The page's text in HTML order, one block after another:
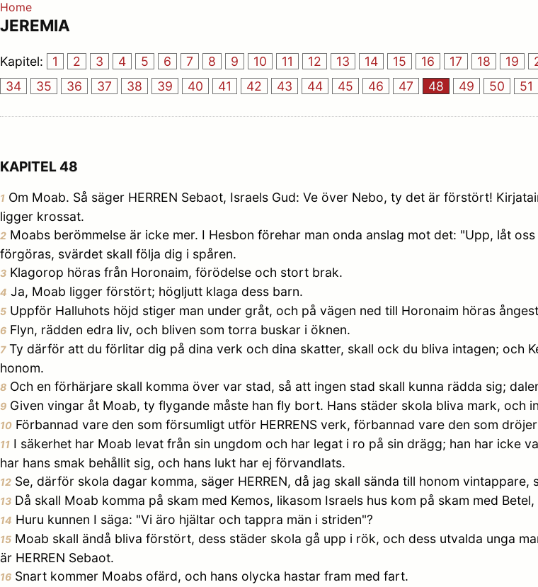
Home
JEREMIA
Kapitel: 1 2 3 4 5 6 7 8 9 10 11 12 13 14 15 16 17 18 19
34
35 36 37 38 39 40 41 42 43 44 45 46 47 48 49 50 51
KAPITEL 48
1 Om Moab. Så säger HERREN Sebaot, Israels Gud: Ve över Nebo, ty det är förstört!
ligger krossat.
2 Moabs berömmelse är icke mer. I Hesbon förehar man onda anslag mot det: "Upp, låt
förgöras, svärdet skall följa dig i spåren.
3 Klagorop höras från Horonaim, förödelse och stort brak.
4 Ja, Moab ligger förstört; högljutt klaga dess barn.
5 Uppför Halluhots höjd stiger man under gråt, och på vägen ned till Horonaim höras
6 Flyn, rädden edra liv, och bliven som torra buskar i öknen.
7Ty därför att du förlitar dig på dina verk och dina skatter, skall ock du bliva intagen; och
honom.
8 Och en förhärjare skall komma över var stad, så att ingen stad skall kunna rädda sig;
9 Given vingar åt Moab, ty flygande måste han fly bort. Hans städer skola bliva mark, och
10 Förbannad vare den som försumligt utför HERRENS verk, förbannad vare den som
11 I säkerhet har Moab levat från sin ungdom och har legat i ro på sin drägg; han har
har hans smak behållit sig, och hans lukt har ej förvandlats.
12 Se, därför skola dagar komma, säger HERREN, då jag skall sända till honom
13 Då skall Moab komma på skam med Kemos, likasom Israels hus kom på skam med
14 Huru kunnen I säga: "Vi äro hjältar och tappra män i striden"?
15 Moab skall ändå bliva förstört, dess städer skola gå upp i rök, och dess utvalda unga
är HERREN Sebaot.
16 Snart kommer Moabs ofärd, och hans olycka hastar fram med fart.